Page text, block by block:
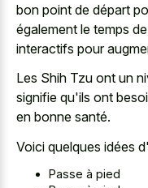
bon point de départ
également le temps
interactifs pour
Les Shih Tzu ont un
signifie qu'ils ont
en bonne santé.
Voici quelques idées
Passe à pied